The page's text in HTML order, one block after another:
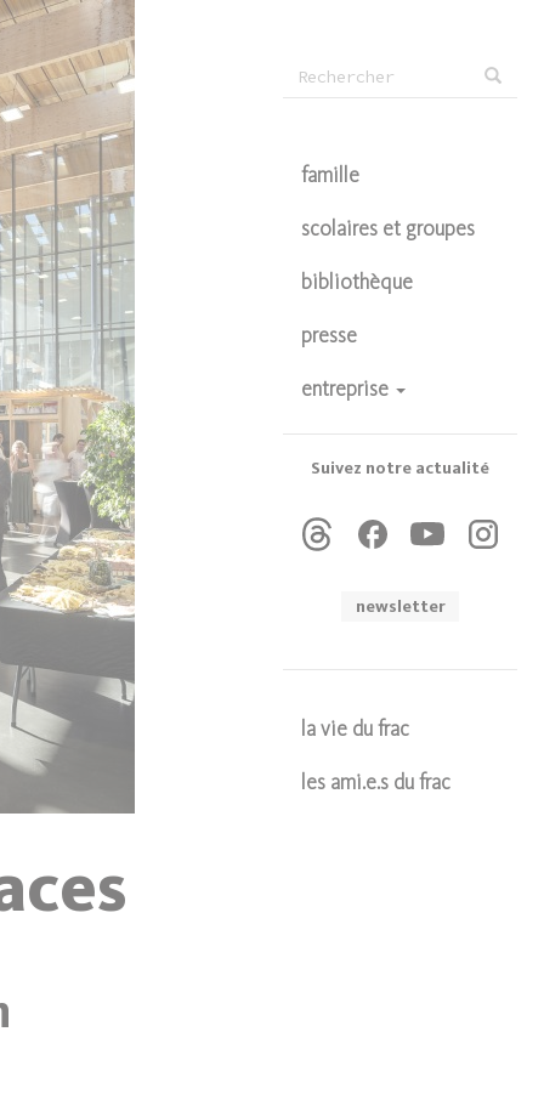
Formulaire
recherche
famille
scolaires et groupes
bibliothèque
presse
entreprise
Suivez notre actualité
newsletter
la vie du frac
les ami.e.s du frac